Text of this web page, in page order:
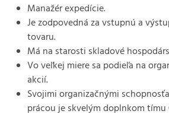
Manažér expedície.
Je zodpovedná za vstupnú a
tovaru.
Má na starosti skladové
Vo veľkej miere sa podieľa na
akcií.
Svojimi organizačnými
prácou je skvelým doplnkom tímu